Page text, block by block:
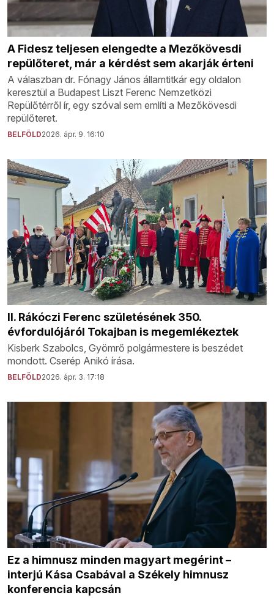
A Fidesz teljesen elengedte a Mezőkövesdi
repülőteret, már a kérdést sem akarják érteni
A válaszban dr. Fónagy János államtitkár egy oldalon
keresztül a Budapest Liszt Ferenc Nemzetközi
Repülőtérről ír, egy szóval sem említi a Mezőkövesdi
repülőteret.
BELFÖLD2026. ápr. 9. 16:10
II. Rákóczi Ferenc születésének 350.
évfordulójáról Tokajban is megemlékeztek
Kisberk Szabolcs, Gyömrő polgármestere is beszédet
mondott. Cserép Anikó írása.
BELFÖLD2026. ápr. 3. 17:18
Ez a himnusz minden magyart megérint –
interjú Kása Csabával a Székely himnusz
konferencia kapcsán